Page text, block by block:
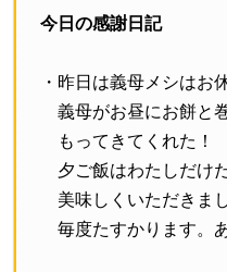
今日の感謝日記
・昨日は義母メシはお
義母がお昼にお餅と
もってきてくれた！
夕ご飯はわたしだけ
美味しくいただきまし
毎度たすかります。